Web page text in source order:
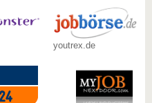
youtrex.de